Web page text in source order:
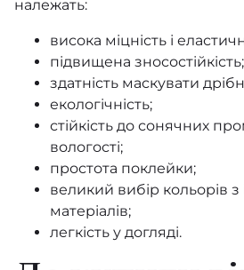
Geometric II
Historic Royal Palaces –
Monte Carlo 7
Icons (Cole & Son)
Landscape Plains
належать:
висока міцність і
підвищена зносостійкість;
здатність маскувати
екологічність;
стійкість до сонячних
вологості;
простота поклейки;
великий вибір кольорів з
матеріалів;
легкість у догляді.